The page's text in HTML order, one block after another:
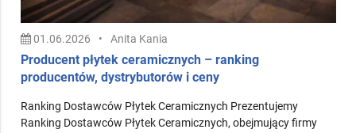
01.06.2026 Anita Kania
Producent płytek ceramicznych – ranking